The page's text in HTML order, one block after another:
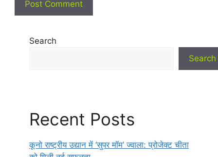
Search
Search
Recent Posts
कूनो राष्ट्रीय उद्यान में ‘सुपर मॉम’ ज्वाला: प्रोजेक्ट चीता